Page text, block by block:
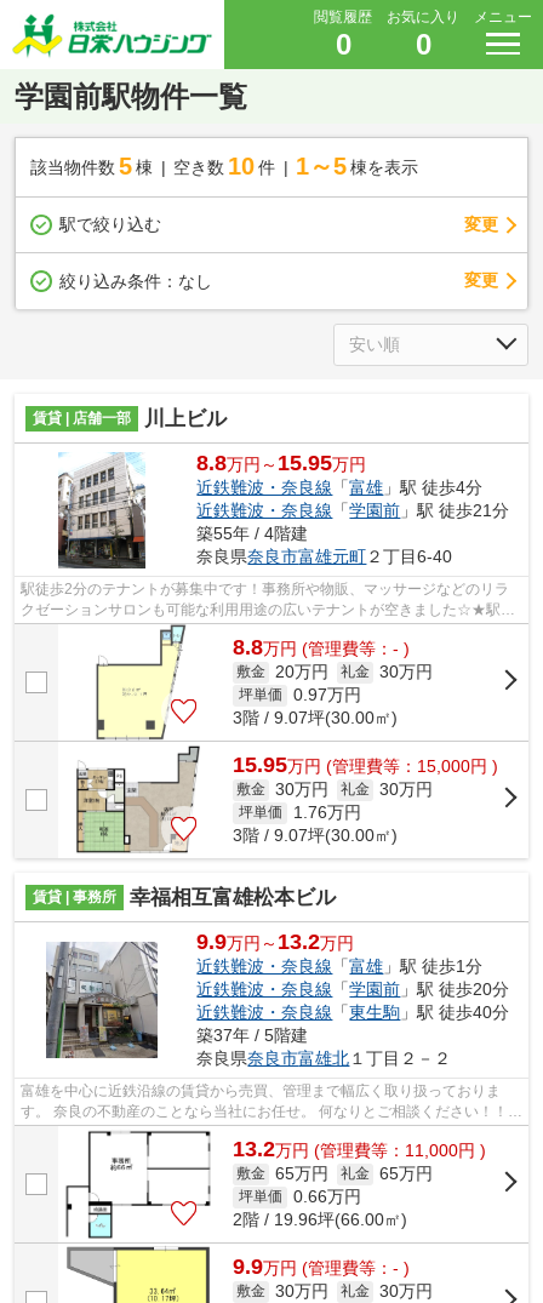
閲覧履歴
0
お気に入り
0
メニュー
学園前駅物件一覧
該当物件数 5棟 空き数 10 件 1～5 棟を表示
駅で絞り込む 変更
絞り込み条件： なし 変更
賃貸 | 店舗一部 川上ビル
8.8万円～ 15.95万円
近鉄難波・奈良線 「富雄 」駅 徒歩4分
近鉄難波・奈良線 「学園前 」駅 徒歩21分
築55年 / 4階建
奈良県奈良市富雄元町２丁目6-40
駅徒歩2分のテナントが募集中です！事務所や物販、マッサージなどのリラ
クゼーションサロンも可能な利用用途の広いテナントが空きました☆★駅す
ぐで道路に面しているので視認もしていた...
8.8万円 (管理費等：- )
敷金 20万円 礼金 30万円
坪単価 0.97万円
3階 / 9.07坪(30.00㎡)
15.95万円 (管理費等：15,000円 )
敷金 30万円 礼金 30万円
坪単価 1.76万円
3階 / 9.07坪(30.00㎡)
賃貸 | 事務所 幸福相互富雄松本ビル
9.9万円～ 13.2万円
近鉄難波・奈良線 「富雄 」駅 徒歩1分
近鉄難波・奈良線 「学園前 」駅 徒歩20分
近鉄難波・奈良線 「東生駒 」駅 徒歩40分
築37年 / 5階建
奈良県奈良市富雄北 １丁目２－２
富雄を中心に近鉄沿線の賃貸から売買、管理まで幅広く取り扱っておりま
す。 奈良の不動産のことなら当社にお任せ。 何なりとご相談ください！！
その他沿線の物件も取り扱っております...
13.2万円 (管理費等：11,000円 )
敷金 65万円 礼金 65万円
坪単価 0.66万円
2階 / 19.96坪(66.00㎡)
9.9万円 (管理費等：- )
敷金 30万円 礼金 30万円